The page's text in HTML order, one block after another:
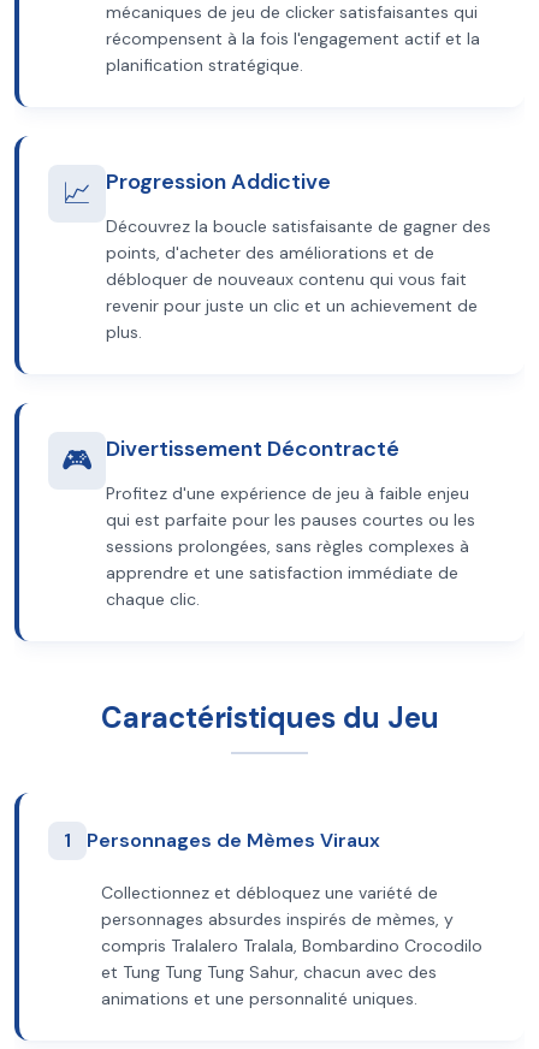
mécaniques de jeu de clicker satisfaisantes qui
récompensent à la fois l'engagement actif et la
planification stratégique.
📈 Progression Addictive
Découvrez la boucle satisfaisante de gagner des
points, d'acheter des améliorations et de
débloquer de nouveaux contenu qui vous fait
revenir pour juste un clic et un achievement de
plus.
🎮 Divertissement Décontracté
Profitez d'une expérience de jeu à faible enjeu
qui est parfaite pour les pauses courtes ou les
sessions prolongées, sans règles complexes à
apprendre et une satisfaction immédiate de
chaque clic.
Caractéristiques du Jeu
1 Personnages de Mèmes Viraux
Collectionnez et débloquez une variété de
personnages absurdes inspirés de mèmes, y
compris Tralalero Tralala, Bombardino Crocodilo
et Tung Tung Tung Sahur, chacun avec des
animations et une personnalité uniques.